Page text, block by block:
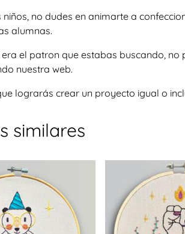
niños, no dudes en animarte a
alumnas.
era el patron que estabas buscando,
nuestra web.
lograrás crear un proyecto igual o
similares